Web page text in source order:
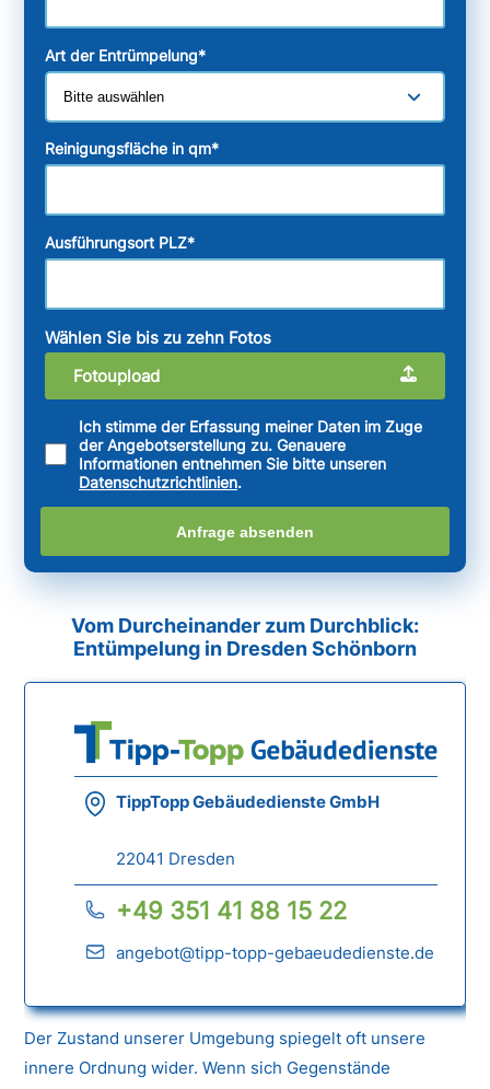
Art der Entrümpelung*
Reinigungsfläche in qm*
Ausführungsort PLZ*
Wählen Sie bis zu zehn Fotos
Fotoupload
Ich stimme der Erfassung meiner Daten im Zuge
der Angebotserstellung zu. Genauere
Informationen entnehmen Sie bitte unseren
Datenschutzrichtlinien.
Anfrage absenden
Vom Durcheinander zum Durchblick:
Entümpelung in Dresden Schönborn
TippTopp Gebäudedienste GmbH
22041 Dresden
+49 351 41 88 15 22
angebot@tipp-topp-gebaeudedienste.de
Der Zustand unserer Umgebung spiegelt oft unsere
innere Ordnung wider. Wenn sich Gegenstände